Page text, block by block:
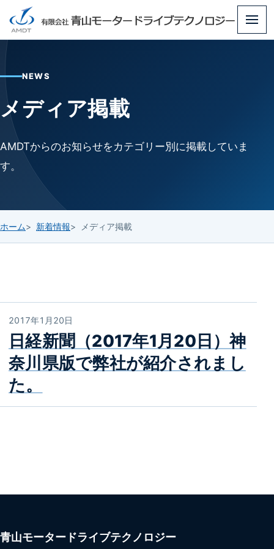
メ
NEWS
メディア掲載
AMDTからのお知らせをカテゴリー別に掲載していま
す。
ホーム 新着情報 メディア掲載
2017年1月20日
日経新聞（2017年1月20日）神
奈川県版で弊社が紹介されまし
た。
青山モータードライブテクノロジー